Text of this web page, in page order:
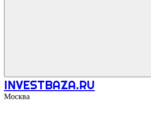
INVESTBAZA.RU
Москва